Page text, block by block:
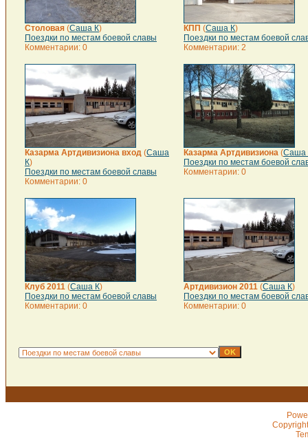
Столовая (Саша К)
Поездки по местам боевой славы
Комментарии: 0
КПП (Саша К)
Поездки по местам боевой
Комментарии: 2
Казарма Артдивизиона вход (Саша
К)
Поездки по местам боевой славы
Комментарии: 0
Казарма Артдивизиона (Саша
Поездки по местам боевой
Комментарии: 0
Клуб 2011 (Саша К)
Поездки по местам боевой славы
Комментарии: 0
Артдивизион 2011 (Саша К)
Поездки по местам боевой
Комментарии: 0